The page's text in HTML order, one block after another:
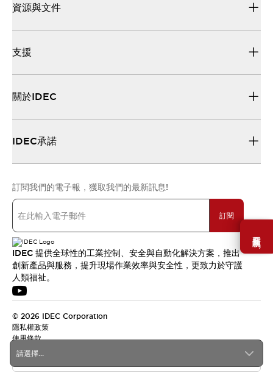
需要幫助嗎？
請選擇...
資源與文件
支援
關於IDEC
IDEC承諾
訂閱我們的電子報，獲取我們的最新訊息!
訂閱
IDEC 提供全球性的工業控制、安全與自動化解決方案，推出
創新產品與服務，提升現場作業效率與安全性，更致力於守護
人類福祉。
© 2026 IDEC Corporation
隱私權政策
使用條款
台灣